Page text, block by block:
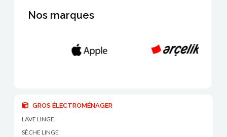
Nos marques
GROS ÉLECTROMÉNAGER
LAVE LINGE
SÈCHE LINGE